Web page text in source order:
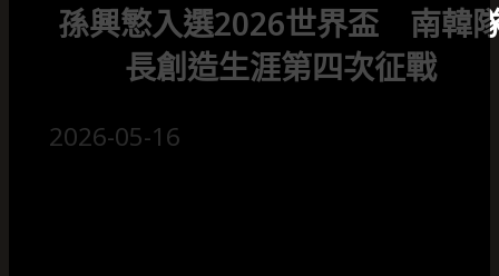
孫興慜入選2026世界盃 南韓
長創造生涯第四次征戰
2026-05-16